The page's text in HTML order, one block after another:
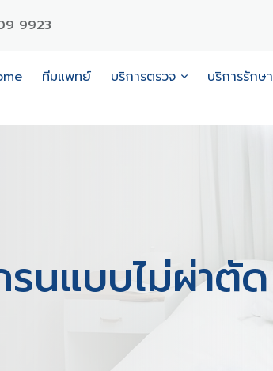
9923
ทีมแพทย์ บริการตรวจ บริการรักษา
นแบบไม่ผ่าตัด